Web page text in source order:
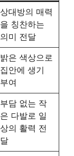
상대방의 매력
을 칭찬하는
의미 전달
밝은 색상으로
집안에 생기
부여
부담 없는 작
은 다발로 일
상의 활력 전
달